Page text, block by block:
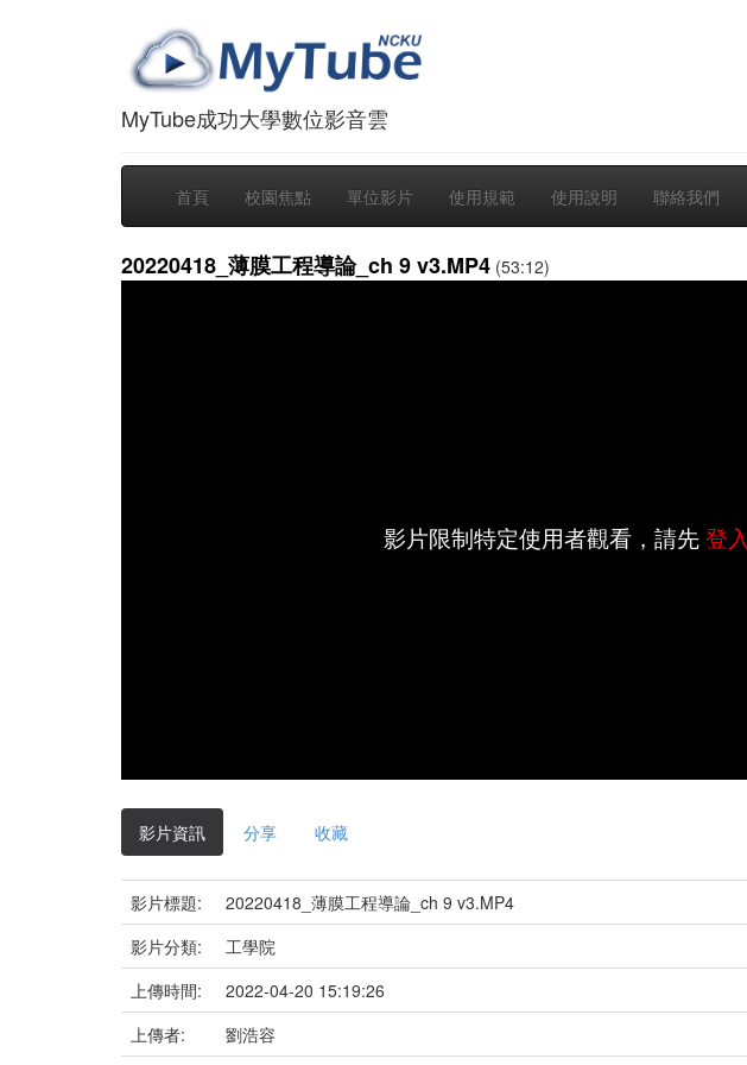
MyTube成功大學數位影音雲
首頁 校園焦點 單位影片 使用規範 使用說明 聯絡我們
20220418_薄膜工程導論_ch 9 v3.MP4 (53:12)
影片限制特定使用者觀看，請先登入
影片資訊 分享 收藏
影片標題:
20220418_薄膜工程導論_ch 9 v3.MP4
影片分類:
工學院
上傳時間:
2022-04-20 15:19:26
上傳者:
劉浩容